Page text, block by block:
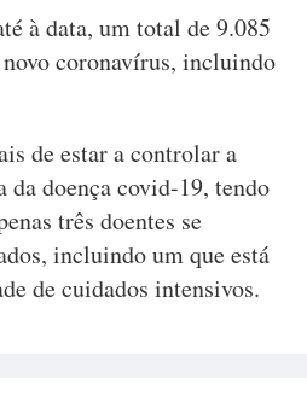
à data, um total de 9.085
coronavírus, incluindo
de estar a controlar a
da doença covid-19, tendo
três doentes se
incluindo um que está
de cuidados intensivos.